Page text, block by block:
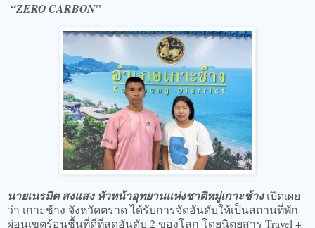
“ZERO CARBON”
นายเนรมิต สงแสง หัวหน้าอุทยานแห่งชาติหมู่เกาะช้างเปิดเผย
ว่า เกาะช้าง จังหวัดตราด ได้รับการจัดอันดับให้เป็นสถานที่พัก
ผ่อนเขตร้อนชื้นที่ดีที่สุดอันดับ 2 ของโลก โดยนิตยสาร Travel +